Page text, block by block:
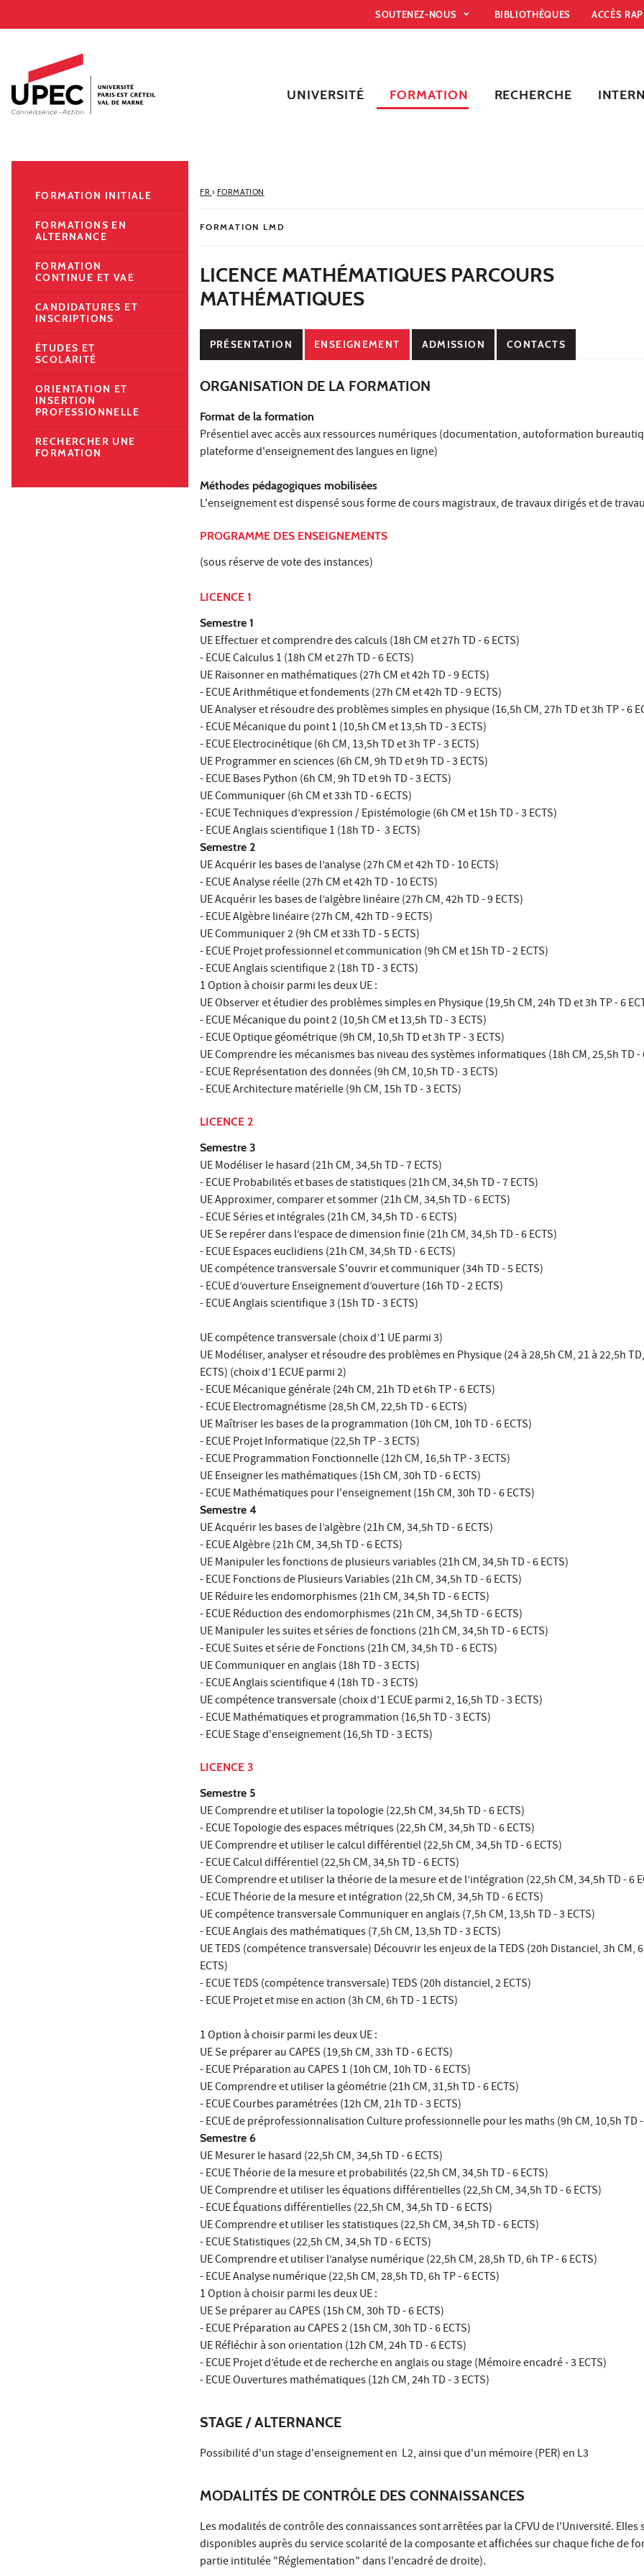
Accès directs
Recherche
Navigation secondaire
SOUTENEZ-NOUS BIBLIOTHÈQUES ACCÈS
UNIVERSITÉ FORMATION RECHERCHE
FR › FORMATION
FORMATION LMD
LICENCE MATHÉMATIQUES PARCOURS
MATHÉMATIQUES
PRÉSENTATION ENSEIGNEMENT ADMISSION CONTACTS
ORGANISATION DE LA FORMATION
Format de la formation
Présentiel avec accès aux ressources numériques (documentation, autoformation
plateforme d'enseignement des langues en ligne)
Méthodes pédagogiques mobilisées
L'enseignement est dispensé sous forme de cours magistraux, de travaux dirigés et de
PROGRAMME DES ENSEIGNEMENTS
(sous réserve de vote des instances)
LICENCE 1
Semestre 1
UE Effectuer et comprendre des calculs (18h CM et 27h TD - 6 ECTS)
- ECUE Calculus 1 (18h CM et 27h TD - 6 ECTS)
UE Raisonner en mathématiques (27h CM et 42h TD - 9 ECTS)
- ECUE Arithmétique et fondements (27h CM et 42h TD - 9 ECTS)
UE Analyser et résoudre des problèmes simples en physique (16,5h CM, 27h TD et 3h TP - 6
- ECUE Mécanique du point 1 (10,5h CM et 13,5h TD - 3 ECTS)
- ECUE Electrocinétique (6h CM, 13,5h TD et 3h TP - 3 ECTS)
UE Programmer en sciences (6h CM, 9h TD et 9h TD - 3 ECTS)
- ECUE Bases Python (6h CM, 9h TD et 9h TD - 3 ECTS)
UE Communiquer (6h CM et 33h TD - 6 ECTS)
- ECUE Techniques d’expression / Epistémologie (6h CM et 15h TD - 3 ECTS)
- ECUE Anglais scientifique 1 (18h TD - 3 ECTS)
Semestre 2
UE Acquérir les bases de l’analyse (27h CM et 42h TD - 10 ECTS)
- ECUE Analyse réelle (27h CM et 42h TD - 10 ECTS)
UE Acquérir les bases de l’algèbre linéaire (27h CM, 42h TD - 9 ECTS)
- ECUE Algèbre linéaire (27h CM, 42h TD - 9 ECTS)
UE Communiquer 2 (9h CM et 33h TD - 5 ECTS)
- ECUE Projet professionnel et communication (9h CM et 15h TD - 2 ECTS)
- ECUE Anglais scientifique 2 (18h TD - 3 ECTS)
1 Option à choisir parmi les deux UE :
UE Observer et étudier des problèmes simples en Physique (19,5h CM, 24h TD et 3h TP - 6
- ECUE Mécanique du point 2 (10,5h CM et 13,5h TD - 3 ECTS)
- ECUE Optique géométrique (9h CM, 10,5h TD et 3h TP - 3 ECTS)
UE Comprendre les mécanismes bas niveau des systèmes informatiques (18h CM, 25,5h TD -
- ECUE Représentation des données (9h CM, 10,5h TD - 3 ECTS)
- ECUE Architecture matérielle (9h CM, 15h TD - 3 ECTS)
LICENCE 2
Semestre 3
UE Modéliser le hasard (21h CM, 34,5h TD - 7 ECTS)
- ECUE Probabilités et bases de statistiques (21h CM, 34,5h TD - 7 ECTS)
UE Approximer, comparer et sommer (21h CM, 34,5h TD - 6 ECTS)
- ECUE Séries et intégrales (21h CM, 34,5h TD - 6 ECTS)
UE Se repérer dans l’espace de dimension finie (21h CM, 34,5h TD - 6 ECTS)
- ECUE Espaces euclidiens (21h CM, 34,5h TD - 6 ECTS)
UE compétence transversale S'ouvrir et communiquer (34h TD - 5 ECTS)
- ECUE d’ouverture Enseignement d’ouverture (16h TD - 2 ECTS)
- ECUE Anglais scientifique 3 (15h TD - 3 ECTS)
UE compétence transversale (choix d’1 UE parmi 3)
UE Modéliser, analyser et résoudre des problèmes en Physique (24 à 28,5h CM, 21 à 22,5h
ECTS) (choix d’1 ECUE parmi 2)
- ECUE Mécanique générale (24h CM, 21h TD et 6h TP - 6 ECTS)
- ECUE Electromagnétisme (28,5h CM, 22,5h TD - 6 ECTS)
UE Maîtriser les bases de la programmation (10h CM, 10h TD - 6 ECTS)
- ECUE Projet Informatique (22,5h TP - 3 ECTS)
- ECUE Programmation Fonctionnelle (12h CM, 16,5h TP - 3 ECTS)
UE Enseigner les mathématiques (15h CM, 30h TD - 6 ECTS)
- ECUE Mathématiques pour l'enseignement (15h CM, 30h TD - 6 ECTS)
Semestre 4
UE Acquérir les bases de l’algèbre (21h CM, 34,5h TD - 6 ECTS)
- ECUE Algèbre (21h CM, 34,5h TD - 6 ECTS)
UE Manipuler les fonctions de plusieurs variables (21h CM, 34,5h TD - 6 ECTS)
- ECUE Fonctions de Plusieurs Variables (21h CM, 34,5h TD - 6 ECTS)
UE Réduire les endomorphismes (21h CM, 34,5h TD - 6 ECTS)
- ECUE Réduction des endomorphismes (21h CM, 34,5h TD - 6 ECTS)
UE Manipuler les suites et séries de fonctions (21h CM, 34,5h TD - 6 ECTS)
- ECUE Suites et série de Fonctions (21h CM, 34,5h TD - 6 ECTS)
UE Communiquer en anglais (18h TD - 3 ECTS)
- ECUE Anglais scientifique 4 (18h TD - 3 ECTS)
UE compétence transversale (choix d’1 ECUE parmi 2, 16,5h TD - 3 ECTS)
- ECUE Mathématiques et programmation (16,5h TD - 3 ECTS)
- ECUE Stage d'enseignement (16,5h TD - 3 ECTS)
LICENCE 3
Semestre 5
UE Comprendre et utiliser la topologie (22,5h CM, 34,5h TD - 6 ECTS)
- ECUE Topologie des espaces métriques (22,5h CM, 34,5h TD - 6 ECTS)
UE Comprendre et utiliser le calcul différentiel (22,5h CM, 34,5h TD - 6 ECTS)
- ECUE Calcul différentiel (22,5h CM, 34,5h TD - 6 ECTS)
UE Comprendre et utiliser la théorie de la mesure et de l’intégration (22,5h CM, 34,5h TD - 6
- ECUE Théorie de la mesure et intégration (22,5h CM, 34,5h TD - 6 ECTS)
UE compétence transversale Communiquer en anglais (7,5h CM, 13,5h TD - 3 ECTS)
- ECUE Anglais des mathématiques (7,5h CM, 13,5h TD - 3 ECTS)
UE TEDS (compétence transversale) Découvrir les enjeux de la TEDS (20h Distanciel, 3h CM,
ECTS)
- ECUE TEDS (compétence transversale) TEDS (20h distanciel, 2 ECTS)
- ECUE Projet et mise en action (3h CM, 6h TD - 1 ECTS)
1 Option à choisir parmi les deux UE :
UE Se préparer au CAPES (19,5h CM, 33h TD - 6 ECTS)
- ECUE Préparation au CAPES 1 (10h CM, 10h TD - 6 ECTS)
UE Comprendre et utiliser la géométrie (21h CM, 31,5h TD - 6 ECTS)
- ECUE Courbes paramétrées (12h CM, 21h TD - 3 ECTS)
- ECUE de préprofessionnalisation Culture professionnelle pour les maths (9h CM, 10,5h TD -
Semestre 6
UE Mesurer le hasard (22,5h CM, 34,5h TD - 6 ECTS)
- ECUE Théorie de la mesure et probabilités (22,5h CM, 34,5h TD - 6 ECTS)
UE Comprendre et utiliser les équations différentielles (22,5h CM, 34,5h TD - 6 ECTS)
- ECUE Équations différentielles (22,5h CM, 34,5h TD - 6 ECTS)
UE Comprendre et utiliser les statistiques (22,5h CM, 34,5h TD - 6 ECTS)
- ECUE Statistiques (22,5h CM, 34,5h TD - 6 ECTS)
UE Comprendre et utiliser l’analyse numérique (22,5h CM, 28,5h TD, 6h TP - 6 ECTS)
- ECUE Analyse numérique (22,5h CM, 28,5h TD, 6h TP - 6 ECTS)
1 Option à choisir parmi les deux UE :
UE Se préparer au CAPES (15h CM, 30h TD - 6 ECTS)
- ECUE Préparation au CAPES 2 (15h CM, 30h TD - 6 ECTS)
UE Réfléchir à son orientation (12h CM, 24h TD - 6 ECTS)
- ECUE Projet d’étude et de recherche en anglais ou stage (Mémoire encadré - 3 ECTS)
- ECUE Ouvertures mathématiques (12h CM, 24h TD - 3 ECTS)
STAGE / ALTERNANCE
Possibilité d'un stage d'enseignement en L2, ainsi que d'un mémoire (PER) en L3
MODALITÉS DE CONTRÔLE DES CONNAISSANCES
Les modalités de contrôle des connaissances sont arrêtées par la CFVU de l'Université. Elles
disponibles auprès du service scolarité de la composante et affichées sur chaque fiche de
partie intitulée "Réglementation" dans l'encadré de droite).
FORMATION INITIALE
FORMATIONS EN
ALTERNANCE
FORMATION
CONTINUE ET VAE
CANDIDATURES ET
INSCRIPTIONS
ÉTUDES ET
SCOLARITÉ
ORIENTATION ET
INSERTION
PROFESSIONNELLE
RECHERCHER UNE
FORMATION